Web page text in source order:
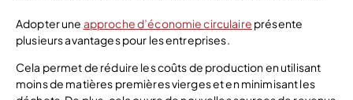
Adopter une approche d’économie circulaire présente
plusieurs avantages pour les entreprises.
Cela permet de réduire les coûts de production en utilisant
moins de matières premières vierges et en minimisant les